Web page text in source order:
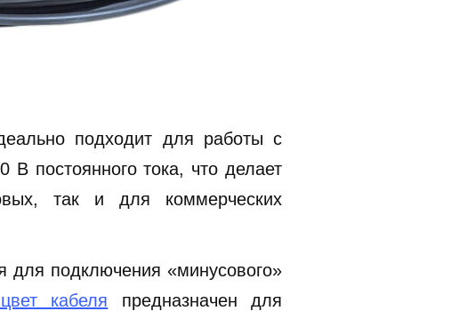
подходит для работы с
постоянного тока, что делает
так и для коммерческих
для подключения «минусового»
кабеля предназначен для